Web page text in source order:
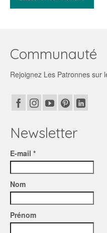
Communauté
Rejoignez Les Patronnes sur
Newsletter
E-mail *
Nom
Prénom